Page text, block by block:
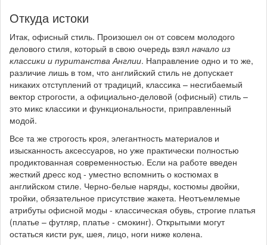
Откуда истоки
Итак, офисный стиль. Произошел он от совсем молодого
делового стиля, который в свою очередь взял начало из
классики и пуританства Англии. Направление одно и то же,
различие лишь в том, что английский стиль не допускает
никаких отступлений от традиций, классика – несгибаемый
вектор строгости, а официально-деловой (офисный) стиль –
это микс классики и функциональности, приправленный
модой.
Все та же строгость кроя, элегантность материалов и
изысканность аксессуаров, но уже практически полностью
продиктованная современностью. Если на работе введен
жесткий дресс код - уместно вспомнить о костюмах в
английском стиле. Черно-белые наряды, костюмы двойки,
тройки, обязательное присутствие жакета. Неотъемлемые
атрибуты офисной моды - классическая обувь, строгие платья
(платье – футляр, платье - смокинг). Открытыми могут
остаться кисти рук, шея, лицо, ноги ниже колена.